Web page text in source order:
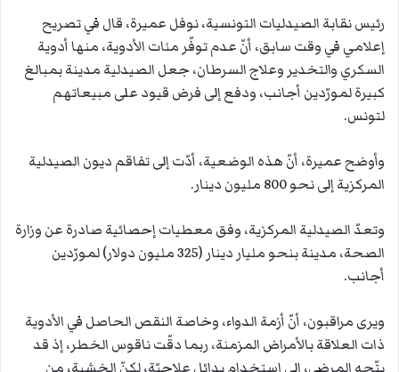
رئيس نقابة الصيدليات التونسية، نوفل عميرة، قال في تصريح
إعلامي في وقت سابق، أنّ عدم توفّر مئات الأدوية، منها أدوية
السكري والتخدير وعلاج السرطان، جعل الصيدلية مدينة بمبالغ
كبيرة لمورّدين أجانب، ودفع إلى فرض قيود على مبيعاتهم
لتونس.
وأوضح عميرة، أنّ هذه الوضعية، أدّت إلى تفاقم ديون الصيدلية
المركزية إلى نحو 800 مليون دينار.
وتعدّ الصيدلية المركزية، وفق معطيات إحصائية صادرة عن وزارة
الصحة، مدينة بنحو مليار دينار (325 مليون دولار) لمورّدين
أجانب.
ويرى مراقبون، أنّ أزمة الدواء، وخاصة النقص الحاصل في الأدوية
ذات العلاقة بالأمراض المزمنة، ربما دقّت ناقوس الخطر، إذ قد
يتّجه المرضى، إلى استخدام بدائل علاجيّة، لكنّ الخشية، من